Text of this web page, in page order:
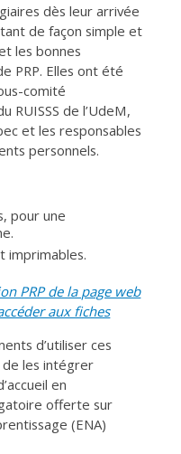
dès leur arrivée
de façon simple et
les bonnes
PRP. Elles ont été
comité
RUISSS de l’UdeM,
et les responsables
personnels.
pour une
imprimables.
PRP de la page web
aux fiches
d’utiliser ces
les intégrer
en
offerte sur
(ENA)